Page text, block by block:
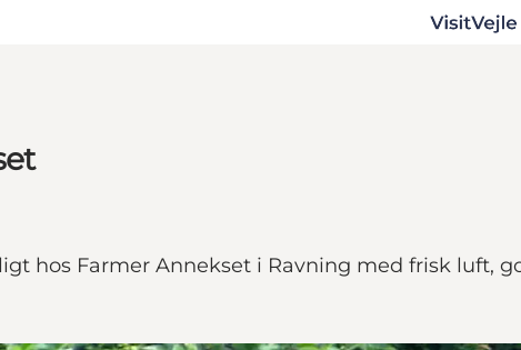
hos Farmer Annekset i Ravning med frisk luft,